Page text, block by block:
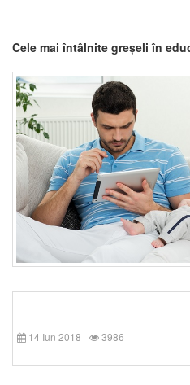
Cele mai întâlnite greșeli în
14 Iun 2018 3986